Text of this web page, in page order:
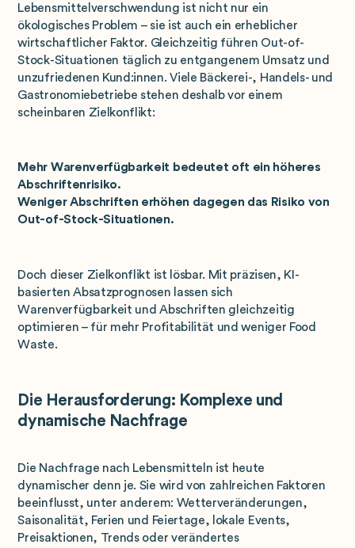
Lebensmittelverschwendung ist nicht nur ein
ökologisches Problem – sie ist auch ein erheblicher
wirtschaftlicher Faktor. Gleichzeitig führen Out-of-
Stock-Situationen täglich zu entgangenem Umsatz und
unzufriedenen Kund:innen. Viele Bäckerei-, Handels- und
Gastronomiebetriebe stehen deshalb vor einem
scheinbaren Zielkonflikt:
Mehr Warenverfügbarkeit bedeutet oft ein höheres
Abschriftenrisiko.
Weniger Abschriften erhöhen dagegen das Risiko von
Out-of-Stock-Situationen.
Doch dieser Zielkonflikt ist lösbar. Mit präzisen, KI-
basierten Absatzprognosen lassen sich
Warenverfügbarkeit und Abschriften gleichzeitig
optimieren – für mehr Profitabilität und weniger Food
Waste.
Die Herausforderung: Komplexe und
dynamische Nachfrage
Die Nachfrage nach Lebensmitteln ist heute
dynamischer denn je. Sie wird von zahlreichen Faktoren
beeinflusst, unter anderem: Wetterveränderungen,
Saisonalität, Ferien und Feiertage, lokale Events,
Preisaktionen, Trends oder verändertes